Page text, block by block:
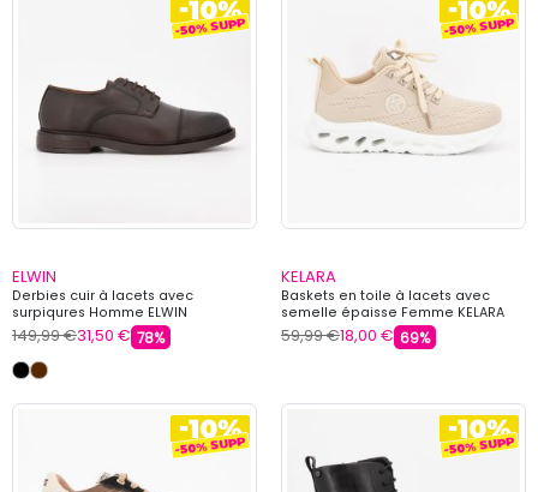
ELWIN
Derbies cuir à lacets avec
surpiqures Homme ELWIN
149,99 €31,50 € 78%
KELARA
Baskets en toile à lacets avec
semelle épaisse Femme KELARA
59,99 €18,00 € 69%